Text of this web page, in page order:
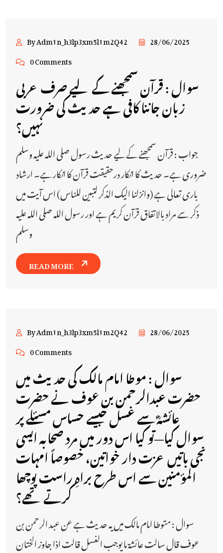
By Adm1n_h3lp3xm5l1m2Q42
28/06/2025
0 Comments
سوال : قرآن سمجھنے کے لیے صرف عربی
زبان جاننا کافی ہے حدیث کی ضرورت
نہیں؟
جواب : قرآن سمجھنے کے لیے حدیث رسول صلی اللہ علیہ وسلم
ضروری ہے۔ حدیث کا انکار درحقیقت قرآن کا انکار ہے۔ ارشاد
باری تعالی ہے (وانزلنا اليك الذكر لتبين للناس) اس آیت میں
ذکر سے مراد بالاتفاق قرآن کریم ہے اور رسول اللہ صلی اللہ علیہ
وسلم
READ MORE
By Adm1n_h3lp3xm5l1m2Q42
28/06/2025
0 Comments
سوال : موطا امام مالک کی حدیث میں
حضرت عبدالرحمن بن عوف نے حضرت
عائشہؓ سے غسل جیسے حساس مسئلے پر
سوال کیا—تو کیا اس دور میں مرد صحابہ ایسی
نجی باتیں عزت دار خواتین، خصوصاً امہات
المؤمنین سے اس طرح براہِ راست پوچھا
کرتے تھے؟
سوال : متوطا امام مالک میں یہ حدیث ہے عن عبد الرحمن بن
عوف قال سالت عائشة ما يوجب الغسل قالت اذا جاوز الختان